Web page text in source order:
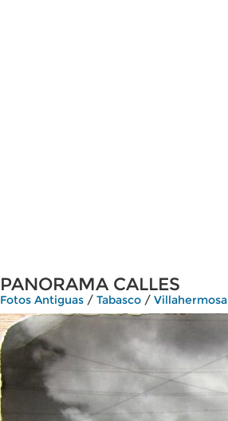
PANORAMA CALLES
Fotos Antiguas / Tabasco / Villahermosa